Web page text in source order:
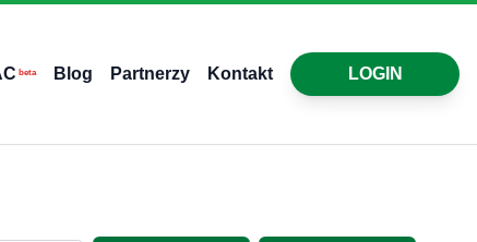
beta Blog Partnerzy Kontakt LOGIN